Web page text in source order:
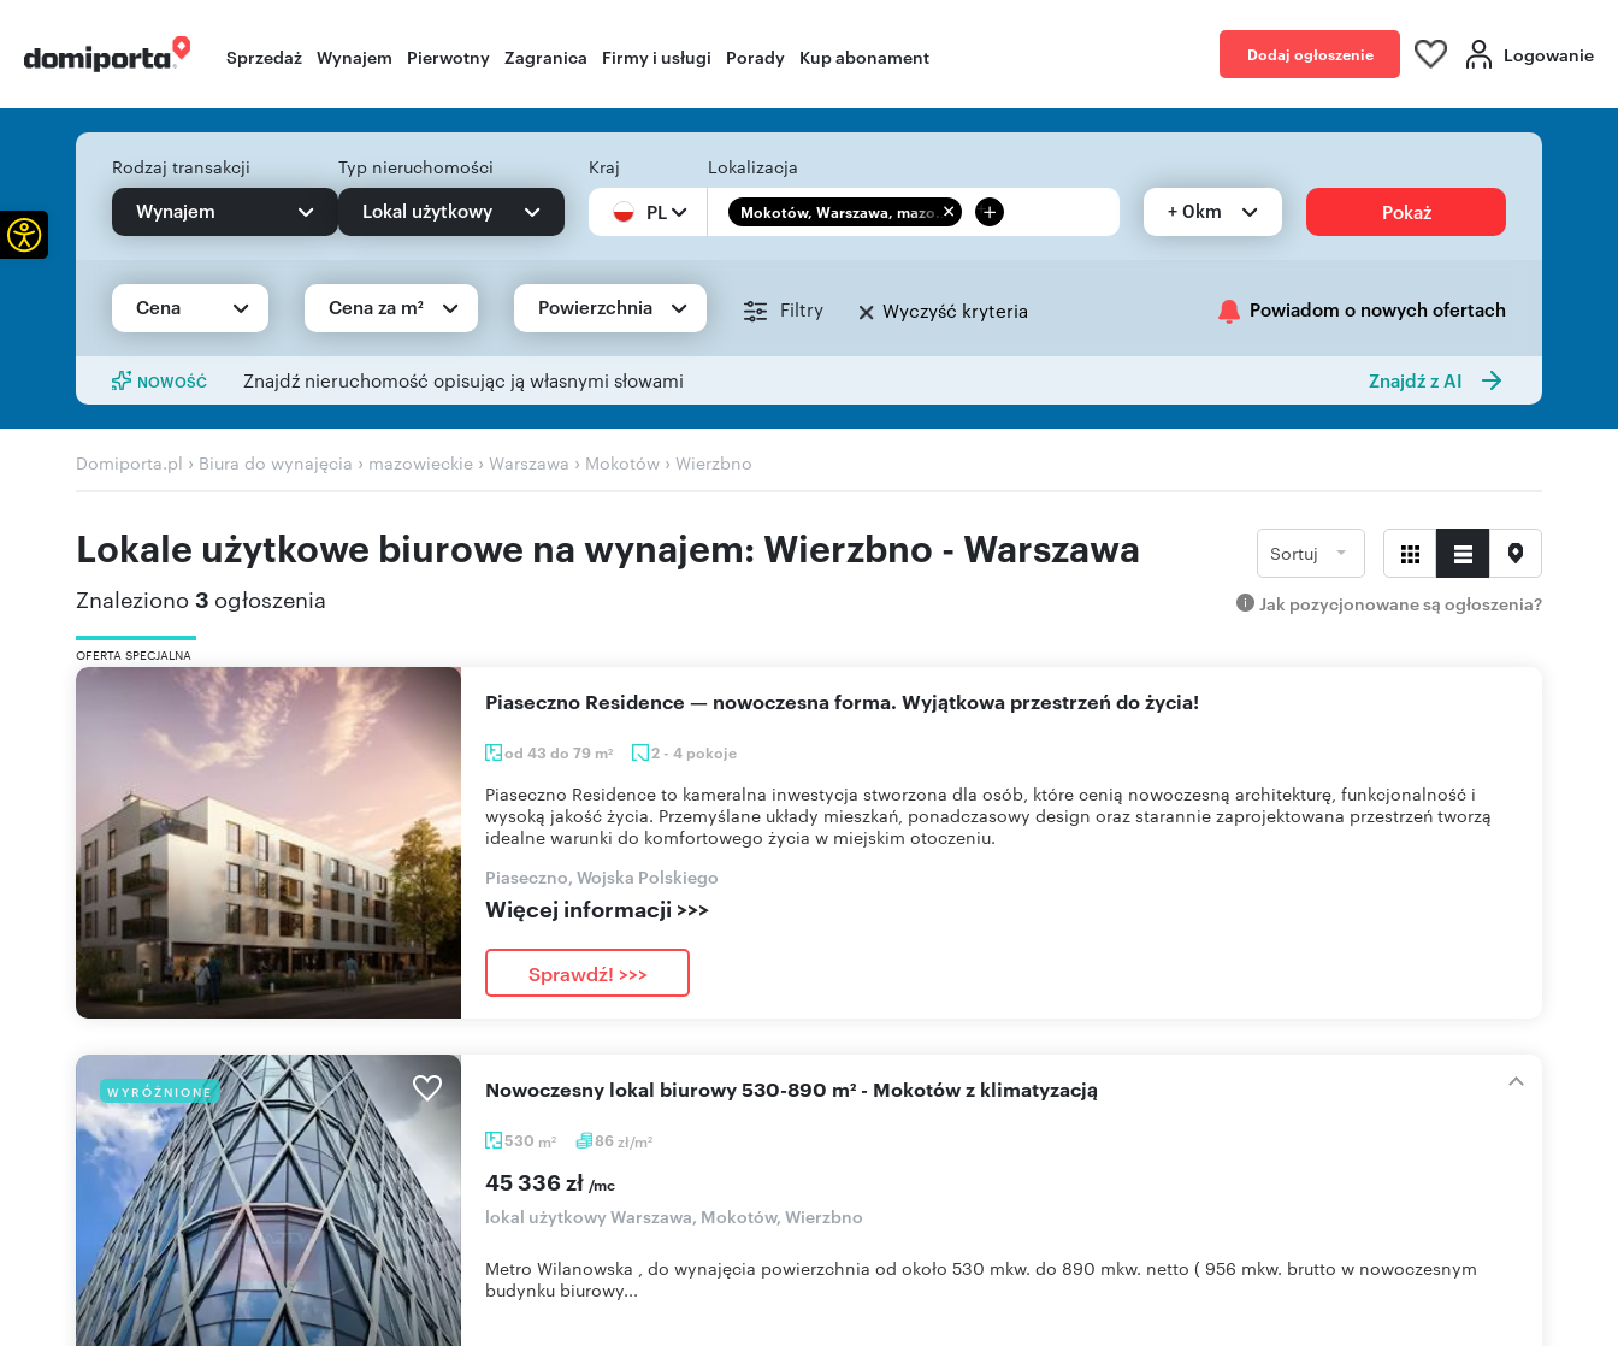
Sprzedaż Wynajem Pierwotny Zagranica Firmy i usługi Porady Kup abonament Dodaj ogłoszenie Logowanie
Rodzaj transakcji
Wynajem
Typ nieruchomości
Lokal użytkowy
Kraj
PL
Lokalizacja
Mokotów, Warszawa, mazo... + + 0km Pokaż
Cena Cena za m² Powierzchnia Filtry Wyczyść kryteria Powiadom o nowych ofertach
NOWOŚĆ Znajdź nieruchomość opisując ją własnymi słowami Znajdź z AI
Domiporta.pl › Biura do wynajęcia › mazowieckie › Warszawa › Mokotów › Wierzbno
Lokale użytkowe biurowe na wynajem: Wierzbno - Warszawa
Znaleziono 3 ogłoszenia
Sortuj
Jak pozycjonowane są ogłoszenia?
OFERTA SPECJALNA
od 43 do 79 m2 2 - 4 pokoje
Piaseczno Residence — nowoczesna forma. Wyjątkowa przestrzeń do życia!
Piaseczno Residence to kameralna inwestycja stworzona dla osób, które cenią nowoczesną architekturę, funkcjonalność i
wysoką jakość życia. Przemyślane układy mieszkań, ponadczasowy design oraz starannie zaprojektowana przestrzeń tworzą
idealne warunki do komfortowego życia w miejskim otoczeniu.
Piaseczno, Wojska Polskiego
Więcej informacji >>>
Sprawdź! >>>
WYRÓŻNIONE
530 m2 86zł/m2
Nowoczesny lokal biurowy 530-890 m² - Mokotów z klimatyzacją
45 336 zł /mc
lokal użytkowy Warszawa, Mokotów, Wierzbno
Metro Wilanowska , do wynajęcia powierzchnia od około 530 mkw. do 890 mkw. netto ( 956 mkw. brutto w nowoczesnym
budynku biurowy...
Otwórz pasek narzędzi